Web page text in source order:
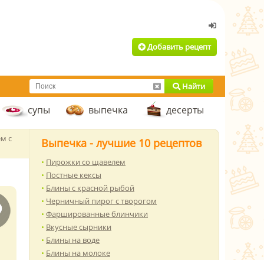
Добавить рецепт
Найти
супы выпечка десерты
с Выпечка - лучшие 10 рецептов
Пирожки со щавелем
Постные кексы
Блины с красной рыбой
Черничный пирог с творогом
Фаршированные блинчики
Вкусные сырники
Блины на воде
Блины на молоке